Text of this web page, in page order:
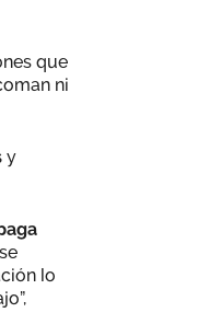
que
ni
y
lo